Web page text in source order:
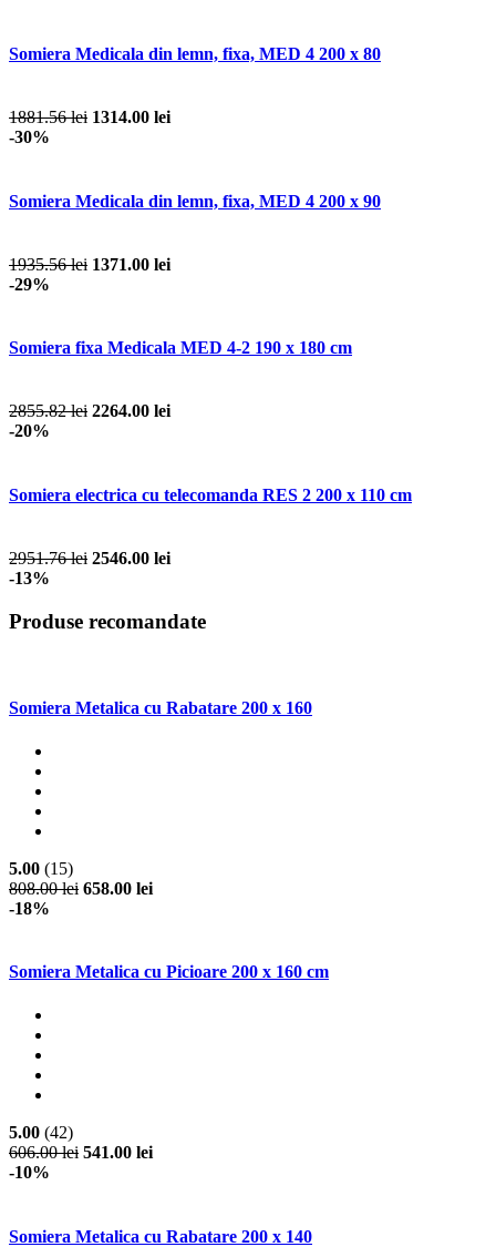
Somiera Medicala din lemn, fixa, MED 4 200 x 80
1881.56 lei 1314.00 lei
-30%
Somiera Medicala din lemn, fixa, MED 4 200 x 90
1935.56 lei 1371.00 lei
-29%
Somiera fixa Medicala MED 4-2 190 x 180 cm
2855.82 lei 2264.00 lei
-20%
Somiera electrica cu telecomanda RES 2 200 x 110 cm
2951.76 lei 2546.00 lei
-13%
Produse recomandate
Somiera Metalica cu Rabatare 200 x 160
5.00 (15)
808.00 lei 658.00 lei
-18%
Somiera Metalica cu Picioare 200 x 160 cm
5.00 (42)
606.00 lei 541.00 lei
-10%
Somiera Metalica cu Rabatare 200 x 140